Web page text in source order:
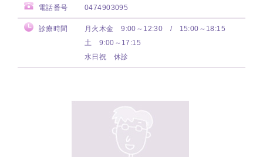
電話番号 0474903095
診療時間
月火木金 9:00～12:30 / 15:00～18:15
土 9:00～17:15
水日祝 休診